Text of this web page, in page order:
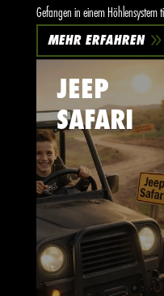
Gefangen in einem Höhlensystem
9
MEHR ERFAHREN
JEEP
SAFARI